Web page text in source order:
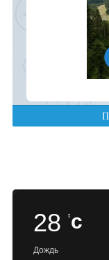
28 c
Дождь